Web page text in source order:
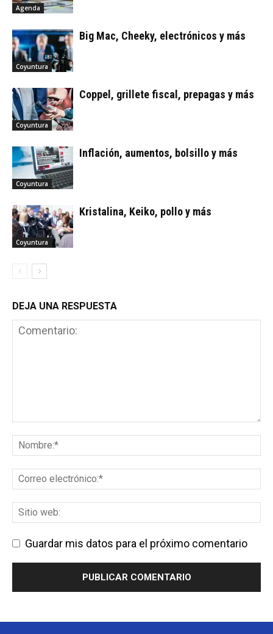
Agenda
Coyuntura
Big Mac, Cheeky, electrónicos y más
Coyuntura
Coppel, grillete fiscal, prepagas y más
Coyuntura
Inflación, aumentos, bolsillo y más
Coyuntura
Kristalina, Keiko, pollo y más
DEJA UNA RESPUESTA
Guardar mis datos para el próximo comentario